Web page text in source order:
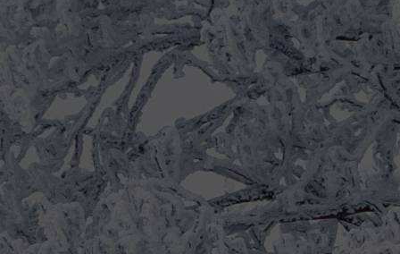
Dossier personnel
Saisie des temps
Gestion des congés
Projets & clients
Plan de déploiement du
projet
Frais de voyage
Portail des candidats
Plan d'équipes